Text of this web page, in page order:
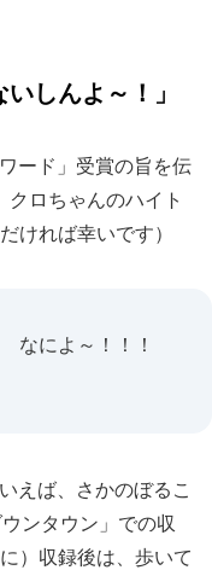
しんよ～！」
ード」受賞の旨を伝
クロちゃんのハイト
ければ幸いです）
なによ～！！！
えば、さかのぼるこ
ンタウン」での収
）収録後は、歩いて